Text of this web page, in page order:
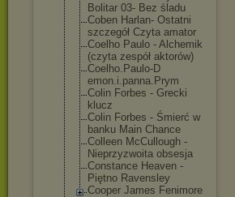
Bolitar 03- Bez śladu
Coben Harlan- Ostatni
szczegół Czyta amator
Coelho Paulo - Alchemik
(czyta zespół aktorów)
Coelho.Paulo-D
emon.i.panna.Prym
Colin Forbes - Grecki
klucz
Colin Forbes - Śmierć w
banku Main Chance
Colleen McCullough -
Nieprzyzwoita obsesja
Constance Heaven -
Piętno Ravensley
Cooper James Fenimore